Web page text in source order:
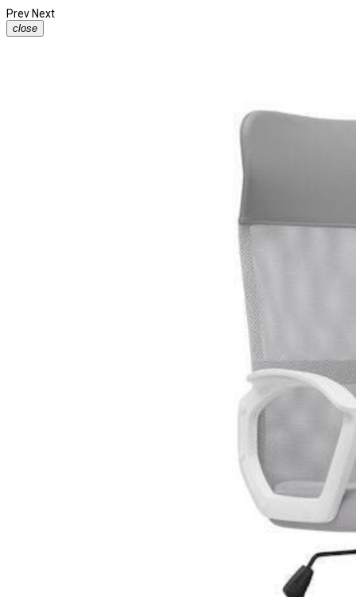
Prev Next
close